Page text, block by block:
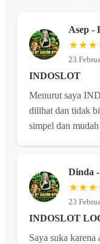
Asep -
23
INDOSLOT
Menurut saya
dilihat dan tidak
simpel dan
Dinda
23
INDOSLOT
Saya suka